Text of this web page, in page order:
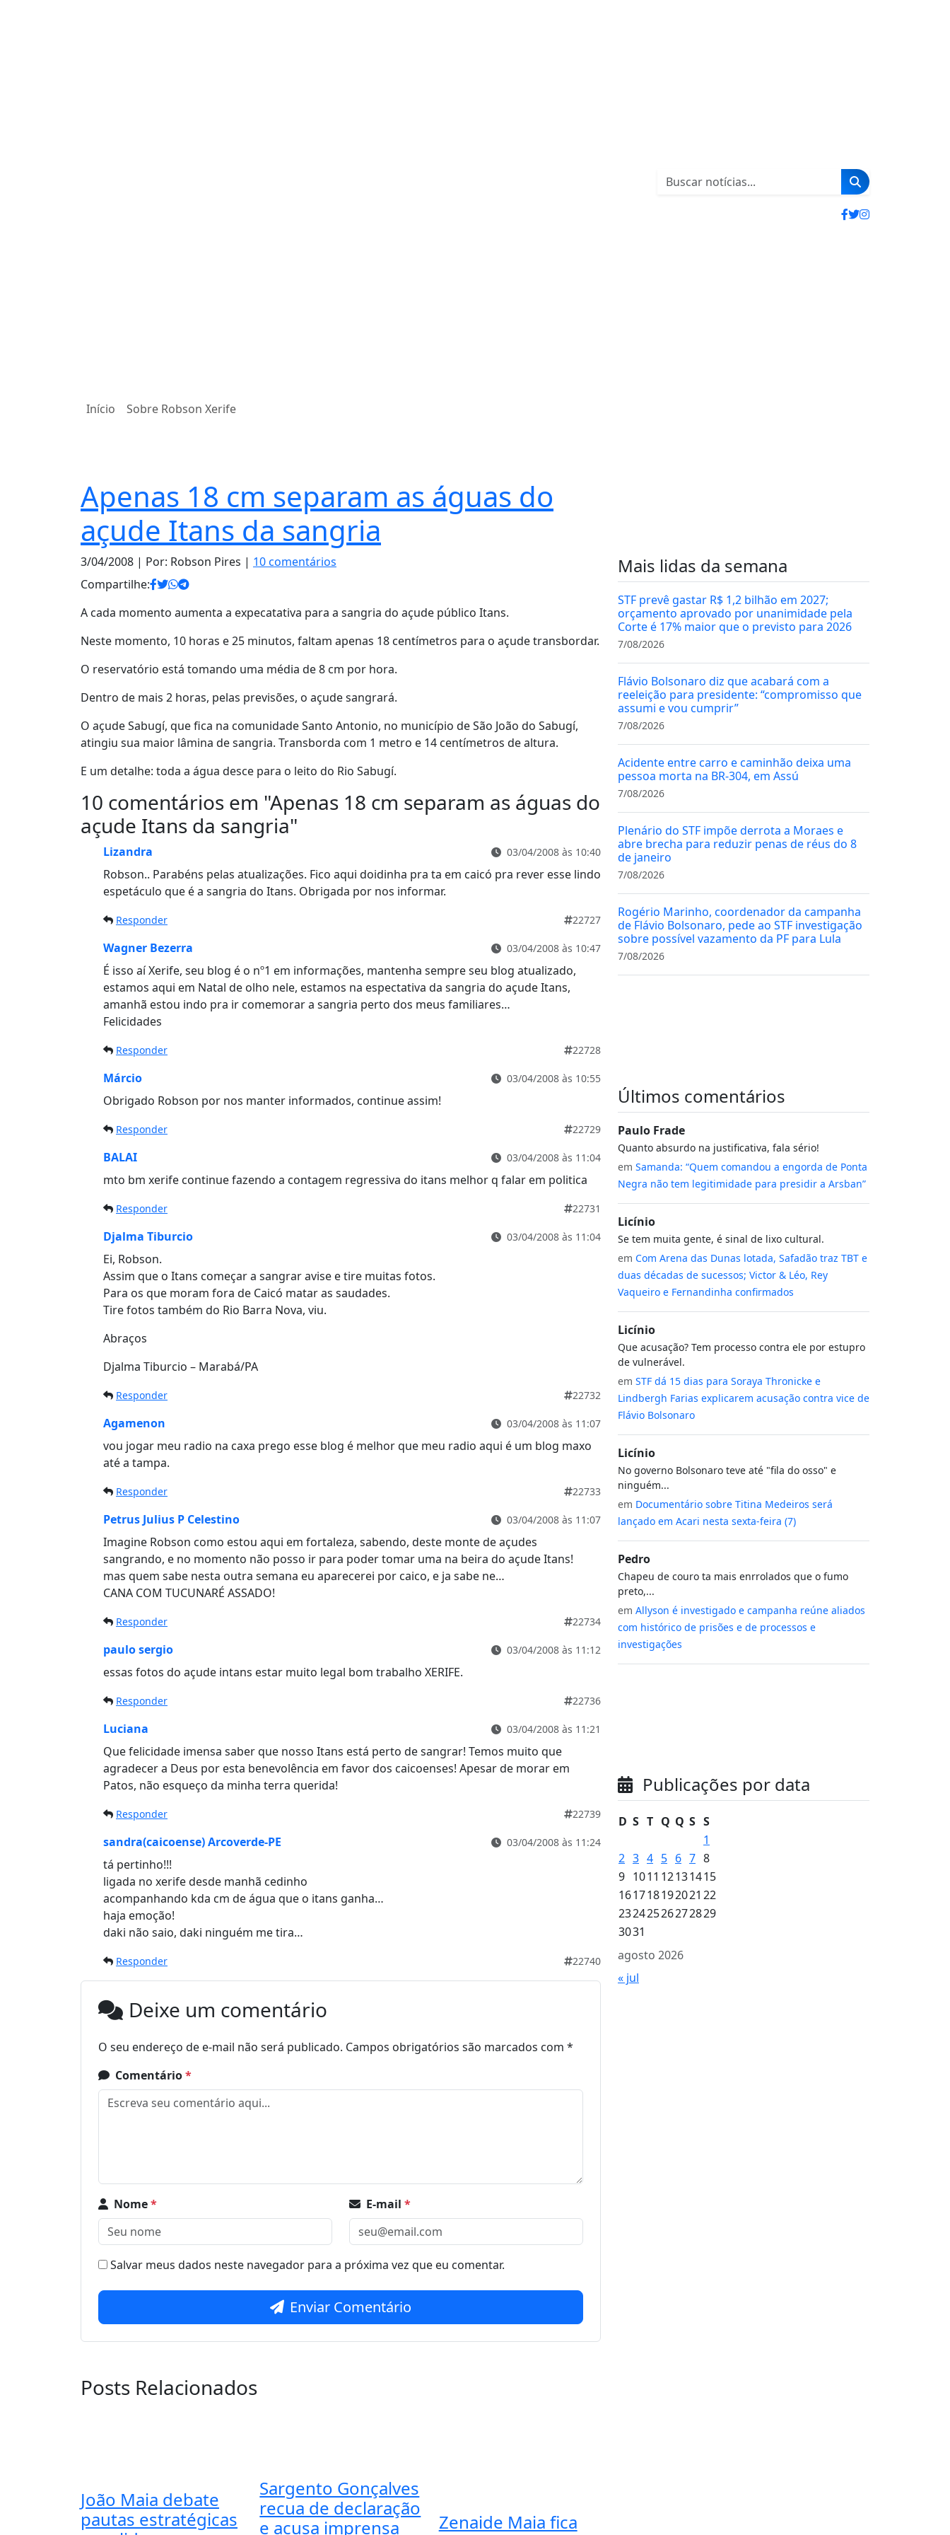
Início Sobre Robson Xerife
Apenas 18 cm separam as águas do
açude Itans da sangria
3/04/2008 | Por: Robson Pires | 10 comentários
Compartilhe:
A cada momento aumenta a expecatativa para a sangria do açude público Itans.
Neste momento, 10 horas e 25 minutos, faltam apenas 18 centímetros para o açude transbordar.
O reservatório está tomando uma média de 8 cm por hora.
Dentro de mais 2 horas, pelas previsões, o açude sangrará.
O açude Sabugí, que fica na comunidade Santo Antonio, no município de São João do Sabugí,
atingiu sua maior lâmina de sangria. Transborda com 1 metro e 14 centímetros de altura.
E um detalhe: toda a água desce para o leito do Rio Sabugí.
10 comentários em "Apenas 18 cm separam as águas do
açude Itans da sangria"
Lizandra 03/04/2008 às 10:40
Robson.. Parabéns pelas atualizações. Fico aqui doidinha pra ta em caicó pra rever esse lindo
espetáculo que é a sangria do Itans. Obrigada por nos informar.
Responder 22727
Wagner Bezerra 03/04/2008 às 10:47
É isso aí Xerife, seu blog é o nº1 em informações, mantenha sempre seu blog atualizado,
estamos aqui em Natal de olho nele, estamos na espectativa da sangria do açude Itans,
amanhã estou indo pra ir comemorar a sangria perto dos meus familiares…
Felicidades
Responder 22728
Márcio 03/04/2008 às 10:55
Obrigado Robson por nos manter informados, continue assim!
Responder 22729
BALAI 03/04/2008 às 11:04
mto bm xerife continue fazendo a contagem regressiva do itans melhor q falar em politica
Responder 22731
Djalma Tiburcio 03/04/2008 às 11:04
Ei, Robson.
Assim que o Itans começar a sangrar avise e tire muitas fotos.
Para os que moram fora de Caicó matar as saudades.
Tire fotos também do Rio Barra Nova, viu.
Abraços
Djalma Tiburcio – Marabá/PA
Responder 22732
Agamenon 03/04/2008 às 11:07
vou jogar meu radio na caxa prego esse blog é melhor que meu radio aqui é um blog maxo
até a tampa.
Responder 22733
Petrus Julius P Celestino 03/04/2008 às 11:07
Imagine Robson como estou aqui em fortaleza, sabendo, deste monte de açudes
sangrando, e no momento não posso ir para poder tomar uma na beira do açude Itans!
mas quem sabe nesta outra semana eu aparecerei por caico, e ja sabe ne…
CANA COM TUCUNARÉ ASSADO!
Responder 22734
paulo sergio 03/04/2008 às 11:12
essas fotos do açude intans estar muito legal bom trabalho XERIFE.
Responder 22736
Luciana 03/04/2008 às 11:21
Que felicidade imensa saber que nosso Itans está perto de sangrar! Temos muito que
agradecer a Deus por esta benevolência em favor dos caicoenses! Apesar de morar em
Patos, não esqueço da minha terra querida!
Responder 22739
sandra(caicoense) Arcoverde-PE 03/04/2008 às 11:24
tá pertinho!!!
ligada no xerife desde manhã cedinho
acompanhando kda cm de água que o itans ganha…
haja emoção!
daki não saio, daki ninguém me tira…
Responder 22740
Deixe um comentário
O seu endereço de e-mail não será publicado. Campos obrigatórios são marcados com *
Comentário*
Nome* E-mail *
Salvar meus dados neste navegador para a próxima vez que eu comentar.
Enviar Comentário
Posts Relacionados
João Maia debate
pautas estratégicas
Sargento Gonçalves
recua de declaração
e acusa imprensa
Zenaide Maia fica
Mais lidas da semana
STF prevê gastar R$ 1,2 bilhão em 2027;
orçamento aprovado por unanimidade pela
Corte é 17% maior que o previsto para 2026
7/08/2026
Flávio Bolsonaro diz que acabará com a
reeleição para presidente: “compromisso que
assumi e vou cumprir”
7/08/2026
Acidente entre carro e caminhão deixa uma
pessoa morta na BR-304, em Assú
7/08/2026
Plenário do STF impõe derrota a Moraes e
abre brecha para reduzir penas de réus do 8
de janeiro
7/08/2026
Rogério Marinho, coordenador da campanha
de Flávio Bolsonaro, pede ao STF investigação
sobre possível vazamento da PF para Lula
7/08/2026
Últimos comentários
Paulo Frade
Quanto absurdo na justificativa, fala sério!
em Samanda: “Quem comandou a engorda de Ponta
Negra não tem legitimidade para presidir a Arsban”
Licínio
Se tem muita gente, é sinal de lixo cultural.
em Com Arena das Dunas lotada, Safadão traz TBT e
duas décadas de sucessos; Victor & Léo, Rey
Vaqueiro e Fernandinha confirmados
Licínio
Que acusação? Tem processo contra ele por estupro
de vulnerável.
em STF dá 15 dias para Soraya Thronicke e
Lindbergh Farias explicarem acusação contra vice de
Flávio Bolsonaro
Licínio
No governo Bolsonaro teve até "fila do osso" e
ninguém...
em Documentário sobre Titina Medeiros será
lançado em Acari nesta sexta-feira (7)
Pedro
Chapeu de couro ta mais enrrolados que o fumo
preto,...
em Allyson é investigado e campanha reúne aliados
com histórico de prisões e de processos e
investigações
Publicações por data
agosto 2026
D S T Q Q S S
1
2 3 4 5 6 7 8
9 1011 12131415
161718192021 22
23242526272829
3031
« jul